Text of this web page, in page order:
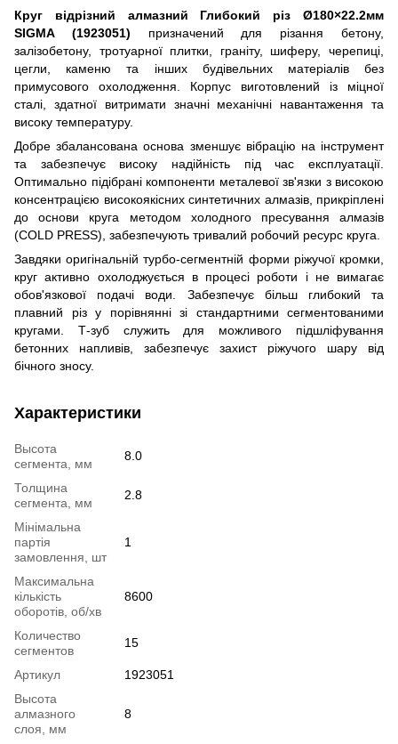
Круг відрізний алмазний Глибокий різ Ø180×22.2мм
SIGMA (1923051) призначений для різання бетону,
залізобетону, тротуарної плитки, граніту, шиферу, черепиці,
цегли, каменю та інших будівельних матеріалів без
примусового охолодження. Корпус виготовлений із міцної
сталі, здатної витримати значні механічні навантаження та
високу температуру.
Добре збалансована основа зменшує вібрацію на інструмент
та забезпечує високу надійність під час експлуатації.
Оптимально підібрані компоненти металевої зв'язки з високою
консентрацією високоякісних синтетичних алмазів, прикріплені
до основи круга методом холодного пресування алмазів
(COLD PRESS), забезпечують тривалий робочий ресурс круга.
Завдяки оригінальній турбо-сегментній форми ріжучої кромки,
круг активно охолоджується в процесі роботи і не вимагає
обов'язкової подачі води. Забезпечує більш глибокий та
плавний різ у порівнянні зі стандартними сегментованими
кругами. Т-зуб служить для можливого підшліфування
бетонних напливів, забезпечує захист ріжучого шару від
бічного зносу.
Характеристики
Высота
сегмента, мм
8.0
Толщина
сегмента, мм
2.8
Мінімальна
партія
замовлення, шт
1
Максимальна
кількість
оборотів, об/хв
8600
Количество
сегментов
15
Артикул
1923051
Высота
алмазного
слоя, мм
8